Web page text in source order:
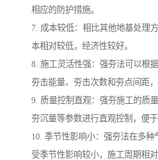
相应的防护措施。
7. 成本较低：相比其他地基处理
本相对较低，经济性较好。
8. 施工灵活性强：强夯法可以根
夯击能量、夯击次数和夯点间距
9. 质量控制直观：强夯施工的质
夯沉量等参数进行直观控制，便于
10. 季节性影响小：强夯法在多种
受季节性影响较小，施工周期相对